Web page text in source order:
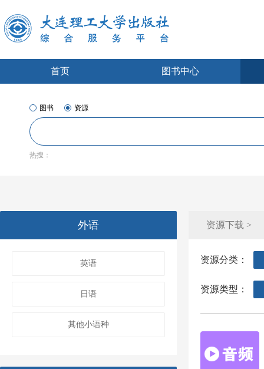
首页 图书中心
图书 资源
热搜：
外语
英语
日语
其他小语种
资源下载 >
资源分类：
资源类型：